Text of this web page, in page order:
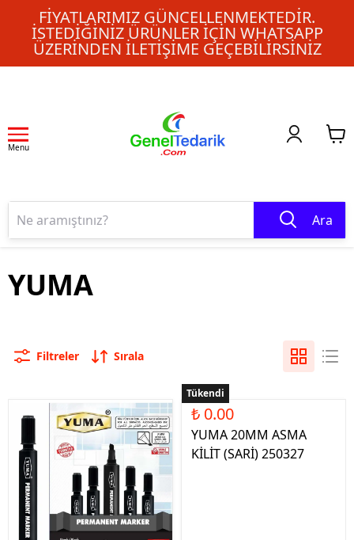
FIYATLARIMIZ GÜNCELLENMEKTEDIR.
İSTEDIĞINIZ ÜRÜNLER IÇIN WHATSAPP
ÜZERINDEN ILETIŞIME GEÇEBILIRSINIZ
Menu
Ara
YUMA
Filtreler Sırala
Tükendi
₺ 0.00
YUMA 20MM ASMA
KİLİT (SARİ) 250327